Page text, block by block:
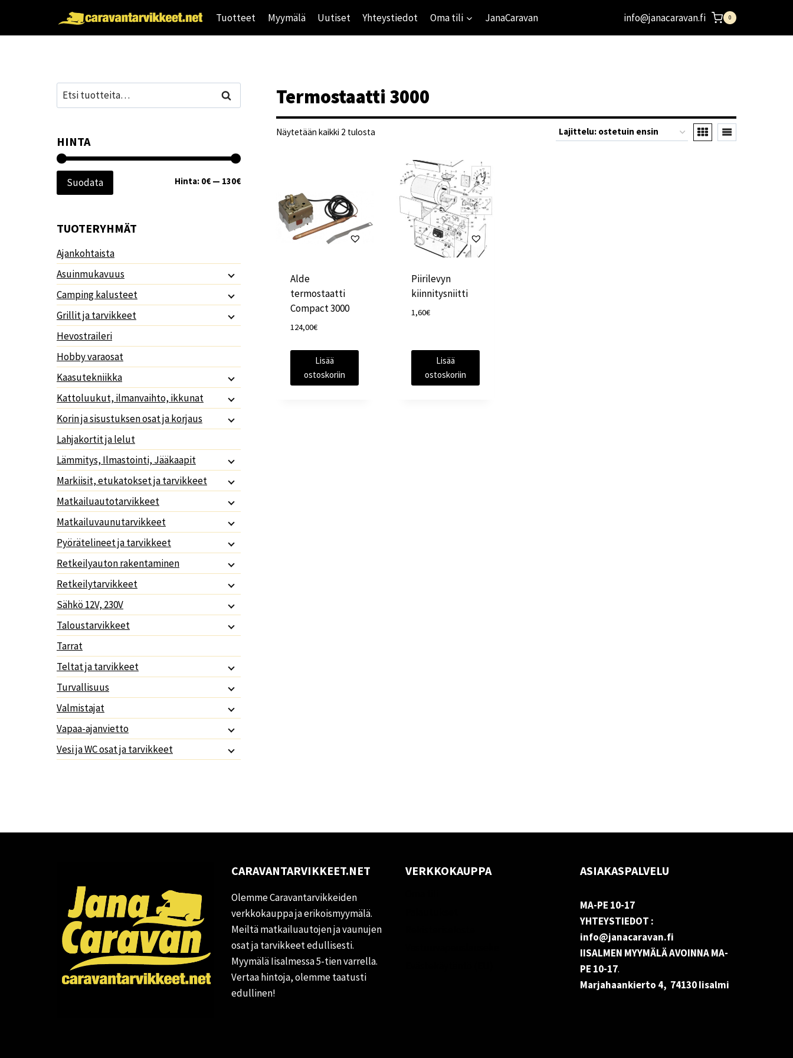
Tuotteet Myymälä Uutiset Yhteystiedot Oma tili JanaCaravan info@janacaravan.fi 0
Termostaatti 3000
Näytetään kaikki 2 tulostaSuosituimmat
Alde
termostaatti
Compact 3000
124,00€
Lisää
ostoskoriin
Piirilevyn
kiinnitysniitti
1,60€
Lisää
ostoskoriin
Etsi: Haku
HINTA
Minimihinta
Maksimihinta
Suodata Hinta: 0€ — 130€
TUOTERYHMÄT
Ajankohtaista
Asuinmukavuus
Camping kalusteet
Grillit ja tarvikkeet
Hevostraileri
Hobby varaosat
Kaasutekniikka
Kattoluukut, ilmanvaihto, ikkunat
Korin ja sisustuksen osat ja korjaus
Lahjakortit ja lelut
Lämmitys, Ilmastointi, Jääkaapit
Markiisit, etukatokset ja tarvikkeet
Matkailuautotarvikkeet
Matkailuvaunutarvikkeet
Pyörätelineet ja tarvikkeet
Retkeilyauton rakentaminen
Retkeilytarvikkeet
Sähkö 12V, 230V
Taloustarvikkeet
Tarrat
Teltat ja tarvikkeet
Turvallisuus
Valmistajat
Vapaa-ajanvietto
Vesi ja WC osat ja tarvikkeet
CARAVANTARVIKKEET.NET
Olemme Caravantarvikkeiden
verkkokauppa ja erikoismyymälä.
Meiltä matkailuautojen ja vaunujen
osat ja tarvikkeet edullisesti.
Myymälä Iisalmessa 5-tien varrella.
Vertaa hintoja, olemme taatusti
edullinen!
VERKKOKAUPPA ASIAKASPALVELU
MA-PE 10-17
YHTEYSTIEDOT :
info@janacaravan.fi
IISALMEN MYYMÄLÄ AVOINNA MA-
PE 10-17.
Marjahaankierto 4, 74130 Iisalmi